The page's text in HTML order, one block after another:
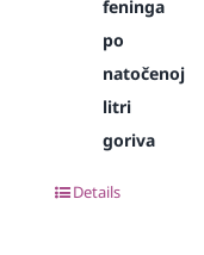
feninga
po
natočenoj
litri
goriva
Details